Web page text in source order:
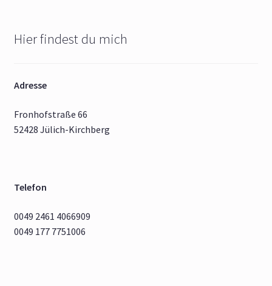
Hier findest du mich
Adresse
Fronhofstraße 66
52428 Jülich-Kirchberg
Telefon
0049 2461 4066909
0049 177 7751006